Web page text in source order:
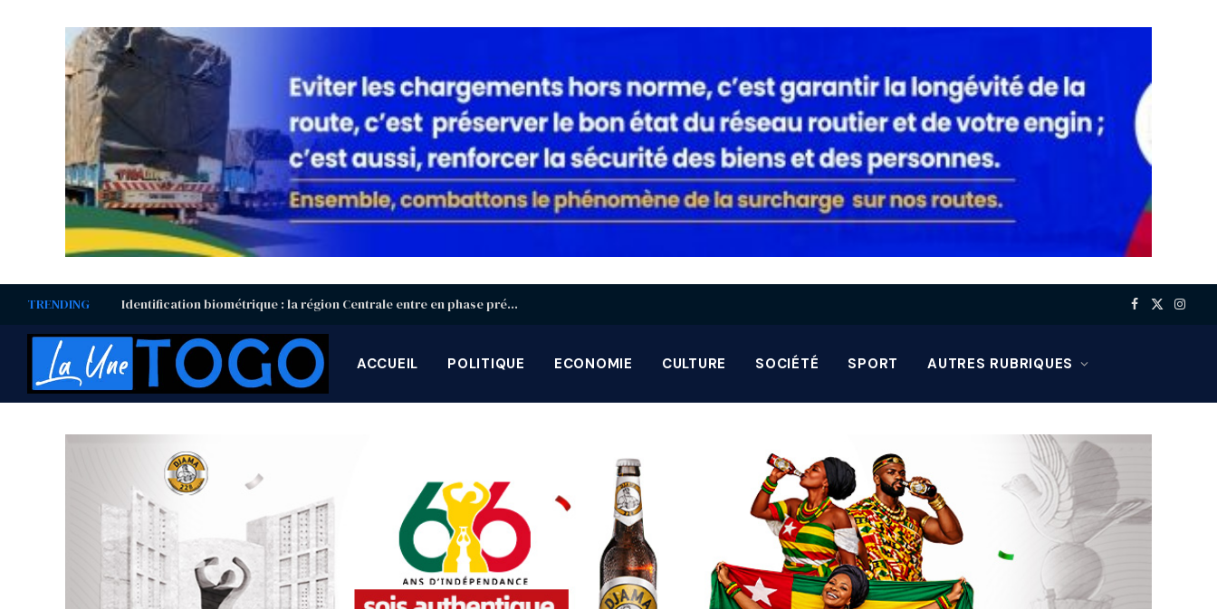
TRENDING Identification biométrique : la région Centrale entre en phase préparatoire avant la grande campagne d’août-septembre Facebook
X
ACCUEIL POLITIQUE ECONOMIE CULTURE SOCIÉTÉ SPORT AUTRES RUBRIQUES